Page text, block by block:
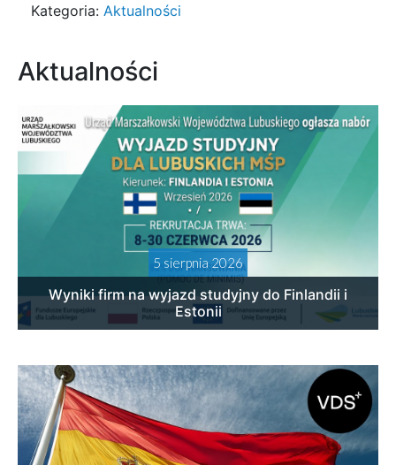
Kategoria: Aktualności
Aktualności
5 sierpnia 2026
Wyniki firm na wyjazd studyjny do Finlandii i
Estonii